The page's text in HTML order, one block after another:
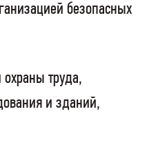
безопасных
охраны труда,
и зданий,